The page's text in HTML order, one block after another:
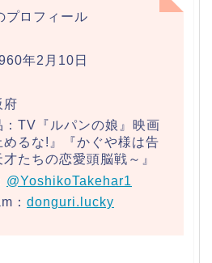
プロフィール
年2月10日
府
：TV『ルパンの娘』映画
めるな!』『かぐや様は告
たちの恋愛頭脳戦～』
@YoshikoTakehar1
： donguri.lucky